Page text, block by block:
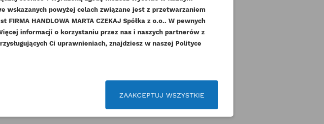
na swojej liście życzeń.
wskazanych powyżej celach związane jest z przetwarzaniem
HANDLOWA MARTA CZEKAJ Spółka z o.o.. W pewnych
informacji o korzystaniu przez nas i naszych partnerów z
Ci uprawnieniach, znajdziesz w naszej Polityce
ZAAKCEPTUJ WSZYSTKIE